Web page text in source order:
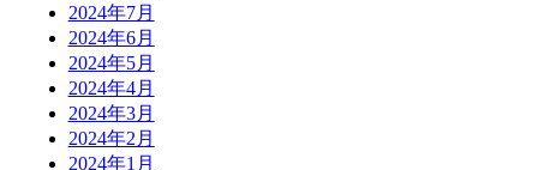
2024年7月
2024年6月
2024年5月
2024年4月
2024年3月
2024年2月
2024年1月